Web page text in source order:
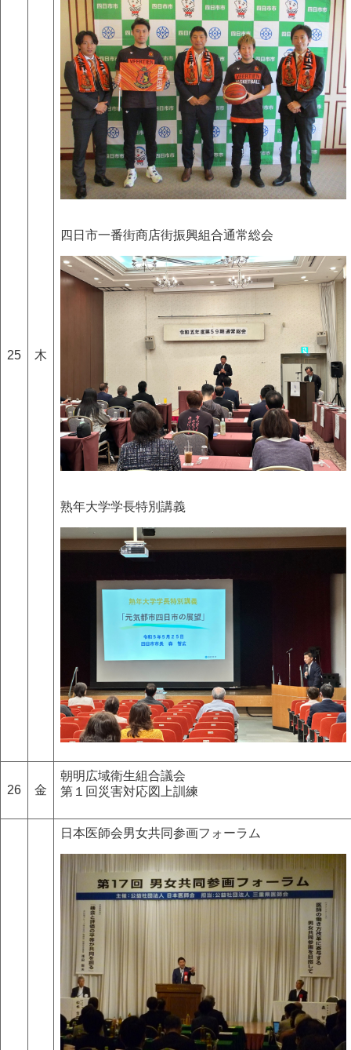
25 木
四日市一番街商店街振興組合通常総会
熟年大学学長特別講義
26 金
朝明広域衛生組合議会
第１回災害対応図上訓練
日本医師会男女共同参画フォーラム